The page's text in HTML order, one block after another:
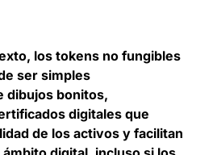
los tokens no fungibles
ser simples
dibujos bonitos,
digitales que
de los activos y facilitan